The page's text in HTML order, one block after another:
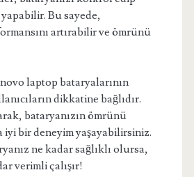
Bu sayede,
artırabilir ve ömrünü
laptop bataryalarının
dikkatine bağlıdır.
bataryanızın ömrünü
iyi bir deneyim yaşayabilirsiniz.
ne kadar sağlıklı olursa,
verimli çalışır!